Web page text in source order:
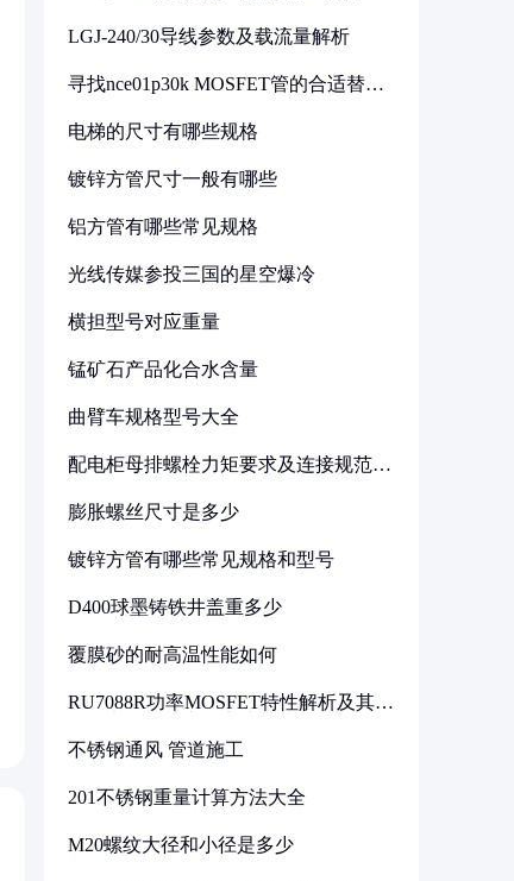
LGJ-240/30导线参数及载流量解析
寻找nce01p30k MOSFET管的合适替代
电梯的尺寸有哪些规格
镀锌方管尺寸一般有哪些
铝方管有哪些常见规格
光线传媒参投三国的星空爆冷
横担型号对应重量
锰矿石产品化合水含量
曲臂车规格型号大全
配电柜母排螺栓力矩要求及连接规范详
膨胀螺丝尺寸是多少
镀锌方管有哪些常见规格和型号
D400球墨铸铁井盖重多少
覆膜砂的耐高温性能如何
RU7088R功率MOSFET特性解析及其在
不锈钢通风 管道施工
201不锈钢重量计算方法大全
M20螺纹大径和小径是多少